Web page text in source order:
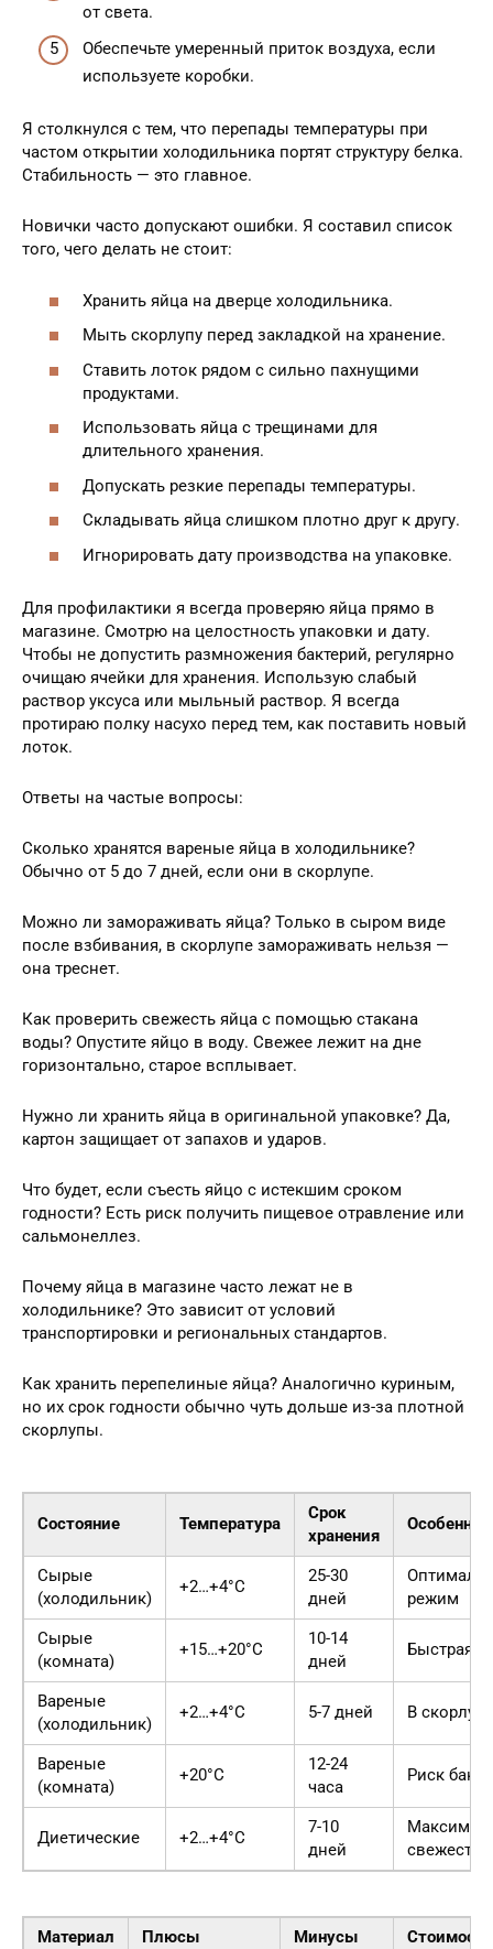
от света.
Обеспечьте умеренный приток воздуха, если
используете коробки.
Я столкнулся с тем, что перепады температуры при
частом открытии холодильника портят структуру белка.
Стабильность — это главное.
Новички часто допускают ошибки. Я составил список
того, чего делать не стоит:
Хранить яйца на дверце холодильника.
Мыть скорлупу перед закладкой на хранение.
Ставить лоток рядом с сильно пахнущими
продуктами.
Использовать яйца с трещинами для
длительного хранения.
Допускать резкие перепады температуры.
Складывать яйца слишком плотно друг к другу.
Игнорировать дату производства на упаковке.
Для профилактики я всегда проверяю яйца прямо в
магазине. Смотрю на целостность упаковки и дату.
Чтобы не допустить размножения бактерий, регулярно
очищаю ячейки для хранения. Использую слабый
раствор уксуса или мыльный раствор. Я всегда
протираю полку насухо перед тем, как поставить новый
лоток.
Ответы на частые вопросы:
Сколько хранятся вареные яйца в холодильнике?
Обычно от 5 до 7 дней, если они в скорлупе.
Можно ли замораживать яйца? Только в сыром виде
после взбивания, в скорлупе замораживать нельзя —
она треснет.
Как проверить свежесть яйца с помощью стакана
воды? Опустите яйцо в воду. Свежее лежит на дне
горизонтально, старое всплывает.
Нужно ли хранить яйца в оригинальной упаковке? Да,
картон защищает от запахов и ударов.
Что будет, если съесть яйцо с истекшим сроком
годности? Есть риск получить пищевое отравление или
сальмонеллез.
Почему яйца в магазине часто лежат не в
холодильнике? Это зависит от условий
транспортировки и региональных стандартов.
Как хранить перепелиные яйца? Аналогично куриным,
но их срок годности обычно чуть дольше из-за плотной
скорлупы.
Состояние Температура
Срок
хранения
Сырые
(холодильник)
+2…+4°C
25-30
дней
режим
Сырые
(комната)
+15…+20°C
10-14
дней
Быстрая
Вареные
(холодильник)
+2…+4°C 5-7 дней В скорлупе
Вареные
(комната)
+20°C
12-24
часа
Риск
Диетические +2…+4°C
7-10
дней
свежесть
Материал Плюсы Минусы Стоимость